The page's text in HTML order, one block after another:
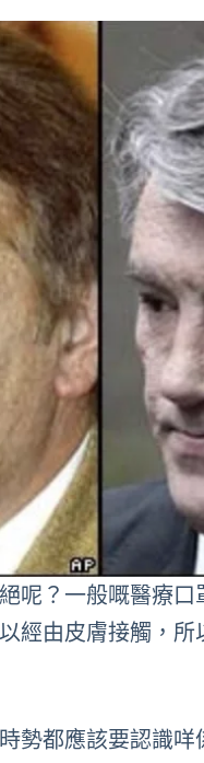
呢？一般嘅醫療
經由皮膚接觸，
勢都應該要認識咩